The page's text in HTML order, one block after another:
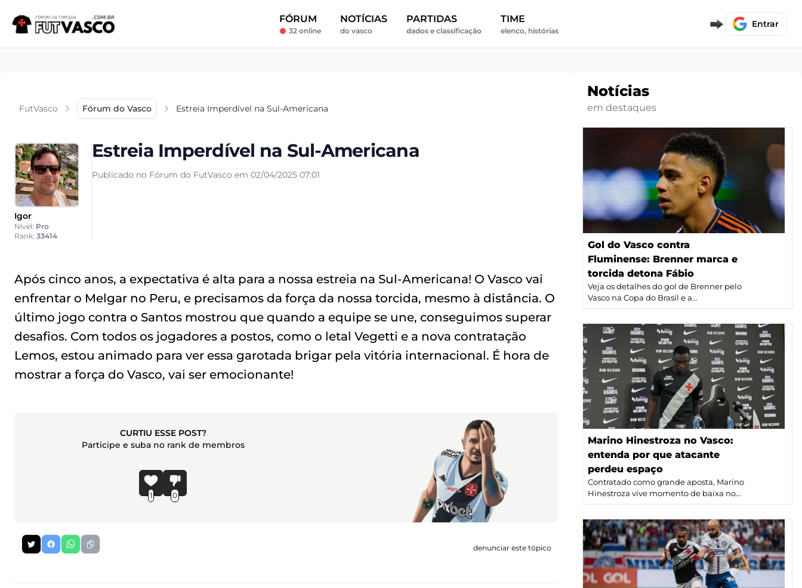
FÓRUM
32 online
NOTÍCIAS
do vasco
PARTIDAS
dados e classificação
TIME
elenco, histórias
Entrar
FutVasco Fórum do Vasco Estreia Imperdível na Sul-Americana
Igor
Nível: Pro
Rank: 33414
Estreia Imperdível na Sul-Americana
Publicado no Fórum do FutVasco em 02/04/2025 07:01
Após cinco anos, a expectativa é alta para a nossa estreia na Sul-Americana! O Vasco vai
enfrentar o Melgar no Peru, e precisamos da força da nossa torcida, mesmo à distância. O
último jogo contra o Santos mostrou que quando a equipe se une, conseguimos superar
desafios. Com todos os jogadores a postos, como o letal Vegetti e a nova contratação
Lemos, estou animado para ver essa garotada brigar pela vitória internacional. É hora de
mostrar a força do Vasco, vai ser emocionante!
CURTIU ESSE POST?
Participe e suba no rank de membros
1 0
denunciar este tópico
Notícias
em destaques
Gol do Vasco contra
Fluminense: Brenner marca e
torcida detona Fábio
Veja os detalhes do gol de Brenner pelo
Vasco na Copa do Brasil e a...
Marino Hinestroza no Vasco:
entenda por que atacante
perdeu espaço
Contratado como grande aposta, Marino
Hinestroza vive momento de baixa no...